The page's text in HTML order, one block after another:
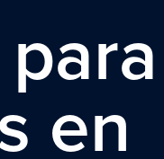
en